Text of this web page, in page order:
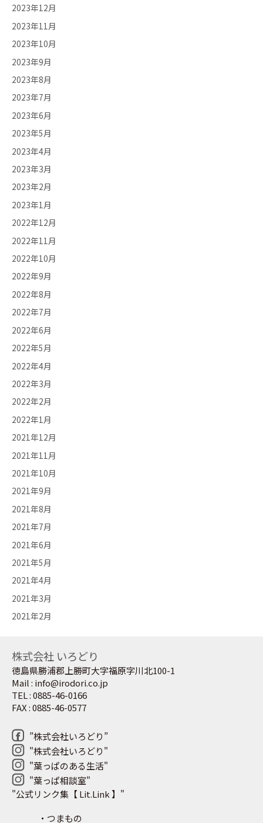
2023年12月
2023年11月
2023年10月
2023年9月
2023年8月
2023年7月
2023年6月
2023年5月
2023年4月
2023年3月
2023年2月
2023年1月
2022年12月
2022年11月
2022年10月
2022年9月
2022年8月
2022年7月
2022年6月
2022年5月
2022年4月
2022年3月
2022年2月
2022年1月
2021年12月
2021年11月
2021年10月
2021年9月
2021年8月
2021年7月
2021年6月
2021年5月
2021年4月
2021年3月
2021年2月
株式会社 いろどり
徳島県勝浦郡上勝町大字福原字川北100-1
Mail : info@irodori.co.jp
TEL : 0885-46-0166
FAX : 0885-46-0577
”株式会社いろどり”
"株式会社いろどり"
"葉っぱのある生活"
"葉っぱ相談室"
"公式リンク集【 Lit.Link 】"
・つまもの